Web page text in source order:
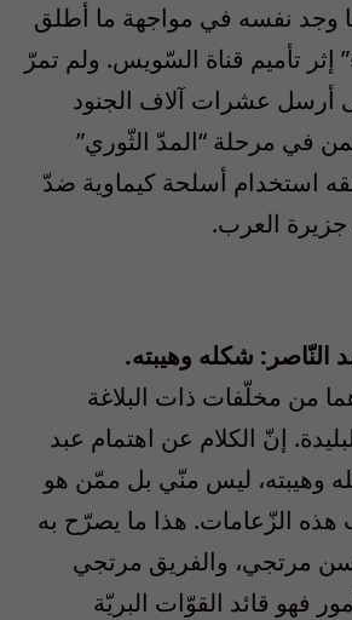
وجد نفسه في مواجهة ما أطلق
إثر تأميم قناة السّويس. ولم تمرّ
أرسل عشرات آلاف الجنود
في مرحلة “المدّ الثّوري”
استخدام أسلحة كيماوية ضدّ
العرب.
النّاصر: شكله وهيبته.
من مخلّفات ذات البلاغة
إنّ الكلام عن اهتمام عبد
وهيبته، ليس منّي بل ممّن هو
الزّعامات. هذا ما يصرّح به
مرتجي، والفريق مرتجي
فهو قائد القوّات البريّة